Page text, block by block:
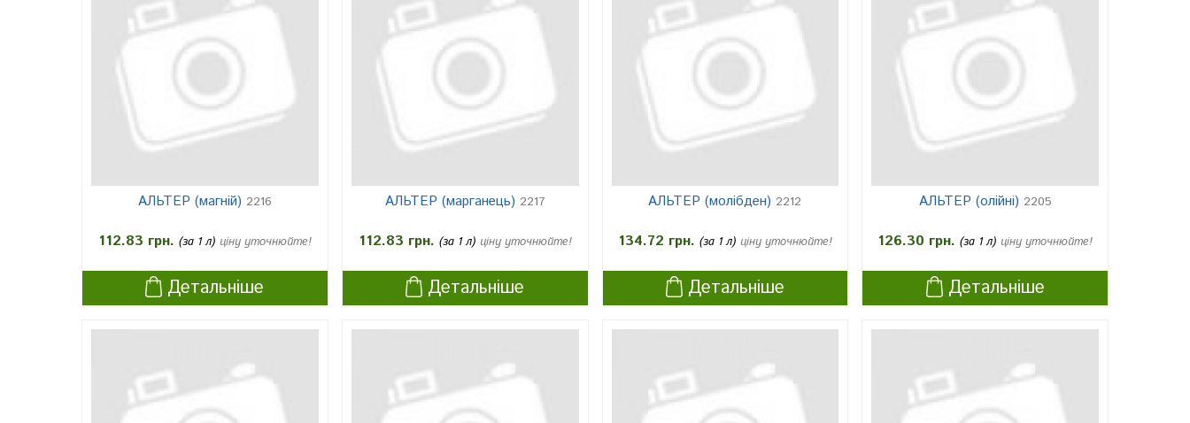
АЛЬТЕР (магній) 2216
112.83 грн. (за 1 л) ціну уточнюйте!
Детальніше
АЛЬТЕР (марганець) 2217
112.83 грн. (за 1 л) ціну уточнюйте!
Детальніше
АЛЬТЕР (молібден) 2212
134.72 грн. (за 1 л) ціну уточнюйте!
Детальніше
АЛЬТЕР (олійні) 2205
126.30 грн.(за 1 л) ціну уточнюйте!
Детальніше